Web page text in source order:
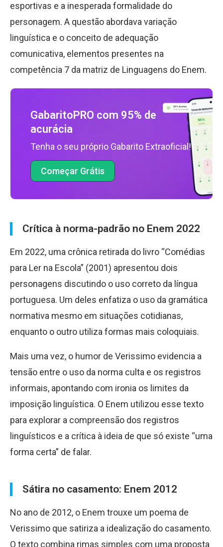
esportivas e a inesperada formalidade do
personagem. A questão abordava variação
linguística e o conceito de adequação
comunicativa, elementos presentes na
competência 7 da matriz de Linguagens do Enem.
GabaritoPRO com 95% de
acurácia
Tenha o seu próprio Gabarito Extraoficial!
Começar Grátis
Crítica à norma-padrão no Enem 2022
Em 2022, uma crônica retirada do livro “Comédias
para Ler na Escola” (2001) apresentou dois
personagens discutindo o uso correto da língua
portuguesa. Um deles enfatiza o uso da gramática
normativa mesmo em situações cotidianas,
enquanto o outro utiliza formas mais coloquiais.
Mais uma vez, o humor de Verissimo evidencia a
tensão entre o uso da norma culta e os registros
informais, apontando com ironia os limites da
imposição linguística. O Enem utilizou esse texto
para explorar a compreensão dos registros
linguísticos e a crítica à ideia de que só existe “uma
forma certa” de falar.
Sátira no casamento: Enem 2012
No ano de 2012, o Enem trouxe um poema de
Verissimo que satiriza a idealização do casamento.
O texto combina rimas simples com uma proposta